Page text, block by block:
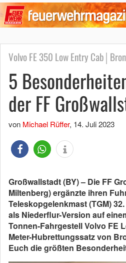
Volvo FE 350 Low Entry
5
der FF
von Michael Rüffer, 14. Juli 2023
Großwallstadt (BY) – Die FF
Miltenberg) ergänzte ihren
Teleskopgelenkmast (TGM)
als Niederflur-Version auf
Tonnen-Fahrgestell Volvo FE
Meter-Hubrettungssatz von
Euch die größten